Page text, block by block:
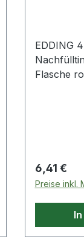
EDDING
Nachfülltinte
Flasche rot 25ml
Regulärer
6,41 €
Preise inkl.